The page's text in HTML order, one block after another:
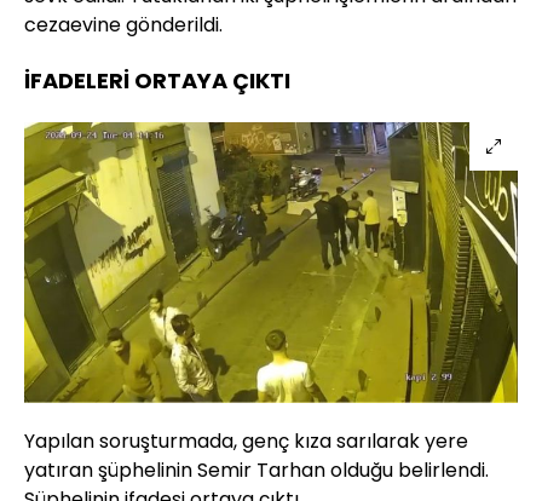
cezaevine gönderildi.
İFADELERİ ORTAYA ÇIKTI
Yapılan soruşturmada, genç kıza sarılarak yere
yatıran şüphelinin Semir Tarhan olduğu belirlendi.